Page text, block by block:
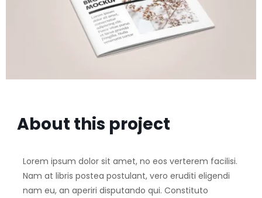
About this project
Lorem ipsum dolor sit amet, no eos verterem facilisi.
Nam at libris postea postulant, vero eruditi eligendi
nam eu, an aperiri disputando qui. Constituto